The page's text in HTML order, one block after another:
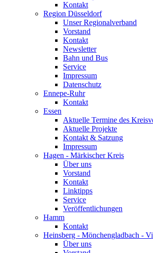
Kontakt
Region Düsseldorf
Unser Regionalverband
Vorstand
Kontakt
Newsletter
Bahn und Bus
Service
Impressum
Datenschutz
Ennepe-Ruhr
Kontakt
Essen
Aktuelle Termine des
Aktuelle Projekte
Kontakt & Satzung
Impressum
Hagen - Märkischer Kreis
Über uns
Vorstand
Kontakt
Linktipps
Service
Veröffentlichungen
Hamm
Kontakt
Heinsberg - Mönchengladbach -
Über uns